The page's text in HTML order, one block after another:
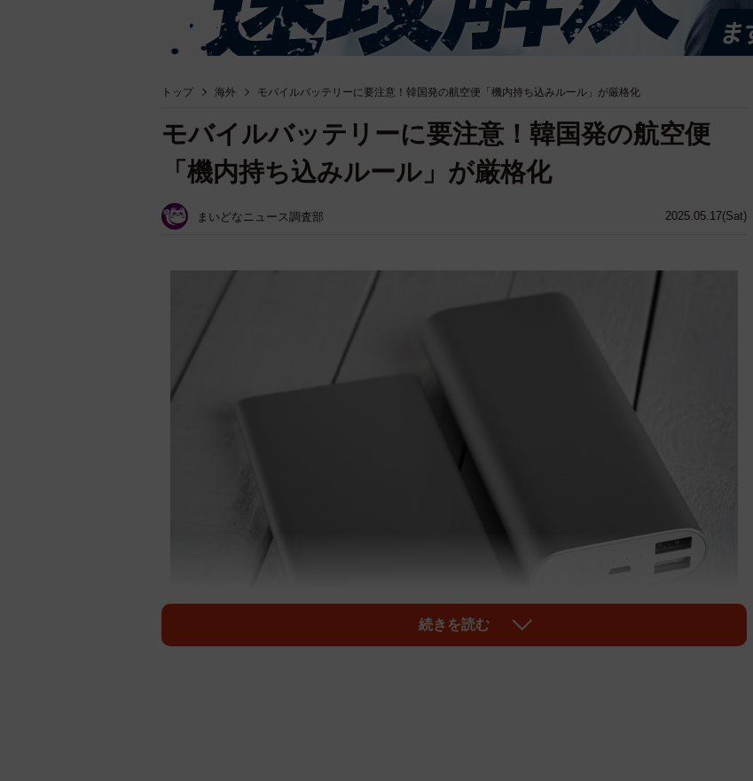
トップ 海外 モバイルバッテリーに要注意！韓国発の航空便「機内持ち込みルール」が厳格化
2025.05.17(Sat)
モバイルバッテリーに要注意！韓国発の航空便
「機内持ち込みルール」が厳格化
まいどなニュース調査部
続きを読む